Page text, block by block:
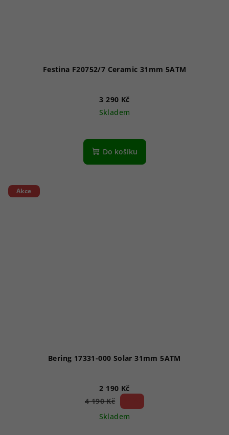
Festina F20752/7 Ceramic 31mm 5ATM
3 290 Kč
Skladem
Do košíku
Akce
Bering 17331-000 Solar 31mm 5ATM
2 190 Kč
4 190 Kč
Skladem